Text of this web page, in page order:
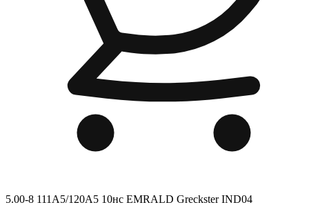
5.00-8 111A5/120A5 10нс EMRALD Greckster IND04